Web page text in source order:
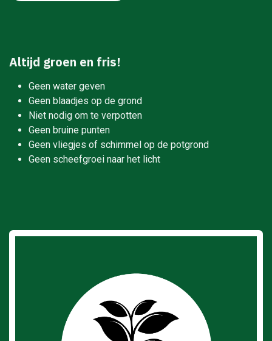
Altijd groen en fris!
Geen water geven
Geen blaadjes op de grond
Niet nodig om te verpotten
Geen bruine punten
Geen vliegjes of schimmel op de potgrond
Geen scheefgroei naar het licht